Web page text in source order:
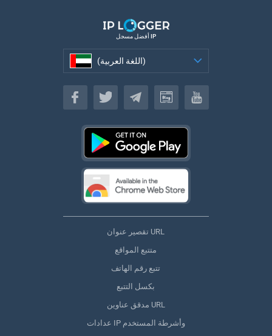
أفضل مسجل IP
(اللغة العربية)
(اللغة العربية)
تقصير عنوان URL
متتبع المواقع
تتبع رقم الهاتف
بكسل التتبع
مدقق عناوين URL
عدادات IP وأشرطة المستخدم